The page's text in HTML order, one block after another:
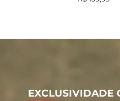
EXCLUSIVIDADE